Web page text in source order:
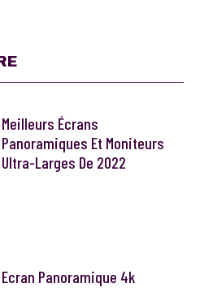
Meilleurs Écrans
Panoramiques Et Moniteurs
Ultra-Larges De 2022
Ecran Panoramique 4k